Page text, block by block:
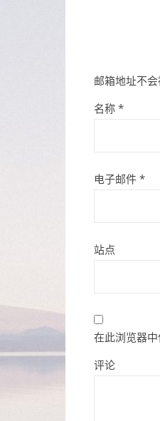
邮箱地址不会
名称 *
电子邮件 *
站点
在此浏览器
评论